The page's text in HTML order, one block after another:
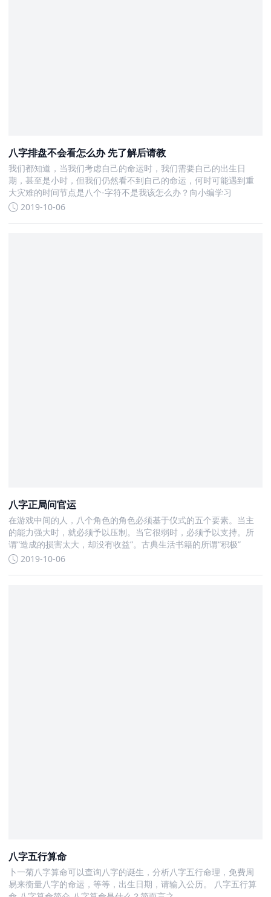
八字排盘不会看怎么办 先了解后请教
我们都知道，当我们考虑自己的命运时，我们需要自己的出生日
期，甚至是小时，但我们仍然看不到自己的命运，何时可能遇到重
大灾难的时间节点是八个-字符不是我该怎么办？向小编学习
2019-10-06
八字正局问官运
在游戏中间的人，八个角色的角色必须基于仪式的五个要素。当主
的能力强大时，就必须予以压制。当它很弱时，必须予以支持。所
谓“造成的损害太大，却没有收益”。古典生活书籍的所谓“积极”
2019-10-06
八字五行算命
卜一菊八字算命可以查询八字的诞生，分析八字五行命理，免费周
易来衡量八字的命运，等等，出生日期，请输入公历。 八字五行算